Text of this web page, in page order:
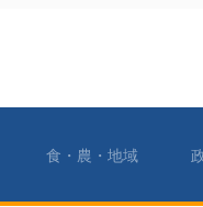
食・農・地域